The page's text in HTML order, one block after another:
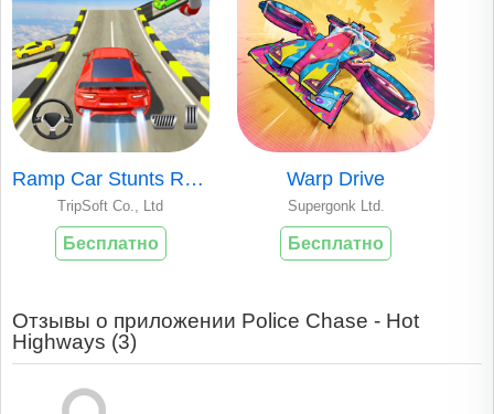
Ramp Car Stunts Races
TripSoft Co., Ltd
Бесплатно
Warp Drive
Supergonk Ltd.
Бесплатно
Отзывы о приложении Police Chase - Hot
Highways (3)